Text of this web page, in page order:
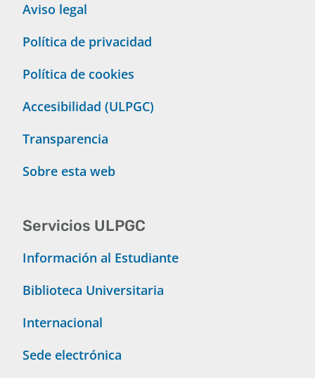
Aviso legal
Política de privacidad
Política de cookies
Accesibilidad (ULPGC)
Transparencia
Sobre esta web
Servicios ULPGC
Información al Estudiante
Biblioteca Universitaria
Internacional
Sede electrónica